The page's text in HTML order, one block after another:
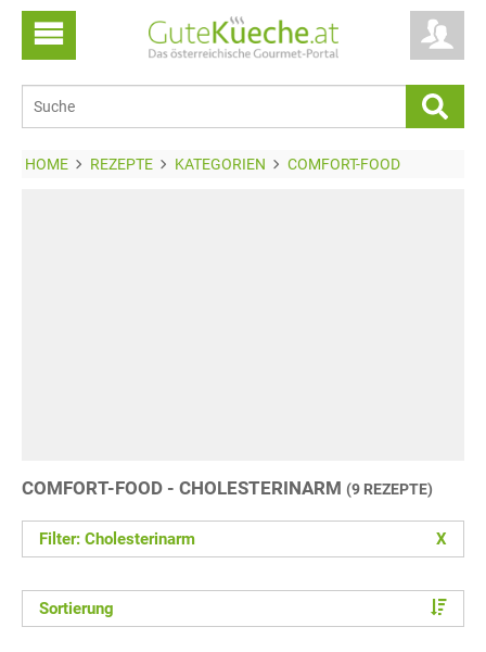
HOME REZEPTE KATEGORIEN COMFORT-FOOD
COMFORT-FOOD - CHOLESTERINARM (9 REZEPTE)
Filter: Cholesterinarm X
Sortierung